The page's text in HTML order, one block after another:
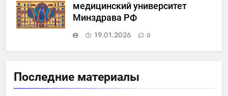
медицинский университет
Минздрава РФ
19.01.2026
0
Последние материалы